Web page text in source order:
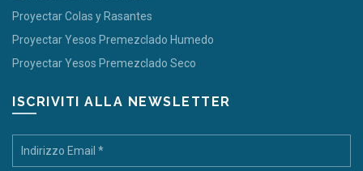
Proyectar Colas y Rasantes
Proyectar Yesos Premezclado Humedo
Proyectar Yesos Premezclado Seco
ISCRIVITI ALLA NEWSLETTER